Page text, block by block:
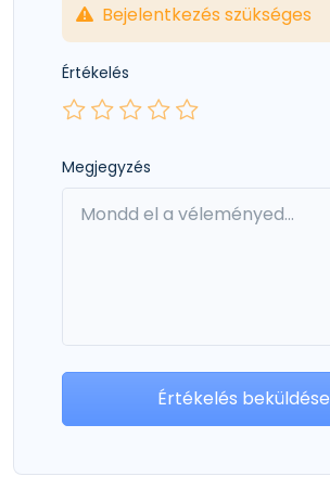
Bejelentkezés szükséges
Értékelés
Megjegyzés
Értékelés beküldése